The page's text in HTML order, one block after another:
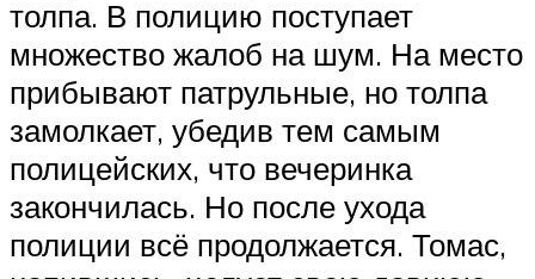
толпа. В полицию поступает
множество жалоб на шум. На место
прибывают патрульные, но толпа
замолкает, убедив тем самым
полицейских, что вечеринка
закончилась. Но после ухода
полиции всё продолжается. Томас,